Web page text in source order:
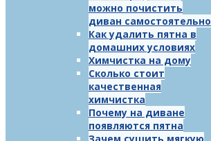
можно почистить
диван самостоятельно
Как удалить пятна в
домашних условиях
Химчистка на дому
Сколько стоит
качественная
химчистка
Почему на диване
появляются пятна